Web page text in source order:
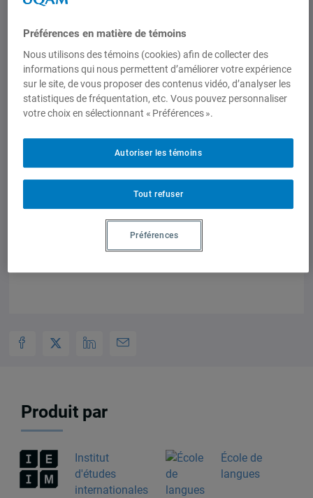
exposé son récent travail sur la sécurité
et les migrations en Amérique Centrale.
et Samuel Alberto Pinto Lopez ont
présenté les intérêts de recherche du
groupeDinámicas Sociales y Expresiones
Territorialesainsi que les résultats de
récents travaux. Finalement, la
discussion s’est conclue par des
majoritairement constitué de la
communauté uqamienne, surdivers
enjeux politiques et sociétaux qui
touchent l’Amérique centrale.
Produit par
Institut
d'études
internationales
École de
langues
Préférences en matière de témoins
Nous utilisons des témoins (cookies) afin de collecter des
informations qui nous permettent d’améliorer votre expérience
sur le site, de vous proposer des contenus vidéo, d’analyser les
statistiques de fréquentation, etc. Vous pouvez personnaliser
votre choix en sélectionnant « Préférences ».
Tout refuser
Autoriser les témoins
Préférences